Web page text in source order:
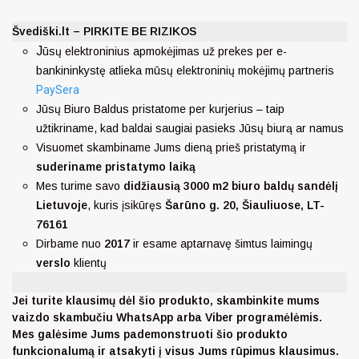
Švediški.lt – PIRKITE BE RIZIKOS
Jūsų elektroninius apmokėjimas už prekes per e-
bankininkystę atlieka mūsų elektroninių mokėjimų partneris
PaySera
Jūsų Biuro Baldus pristatome per kurjerius – taip
užtikriname, kad baldai saugiai pasieks Jūsų biurą ar namus
Visuomet skambiname Jums dieną prieš pristatymą ir
suderiname pristatymo laiką
Mes turime savo didžiausią 3000 m2 biuro baldų sandėlį
Lietuvoje, kuris įsikūręs Šarūno g. 20, Šiauliuose, LT-
76161
Dirbame nuo 2017 ir esame aptarnavę šimtus laimingų
verslo klientų
Jei turite klausimų dėl šio produkto, skambinkite mums
vaizdo skambučiu WhatsApp arba Viber programėlėmis.
Mes galėsime Jums pademonstruoti šio produkto
funkcionalumą ir atsakyti į visus Jums rūpimus klausimus.